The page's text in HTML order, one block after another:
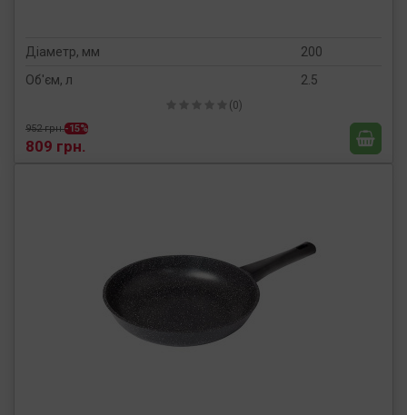
Діаметр, мм
200
Об'єм, л
2.5
(0)
952 грн.-15%
809 грн.